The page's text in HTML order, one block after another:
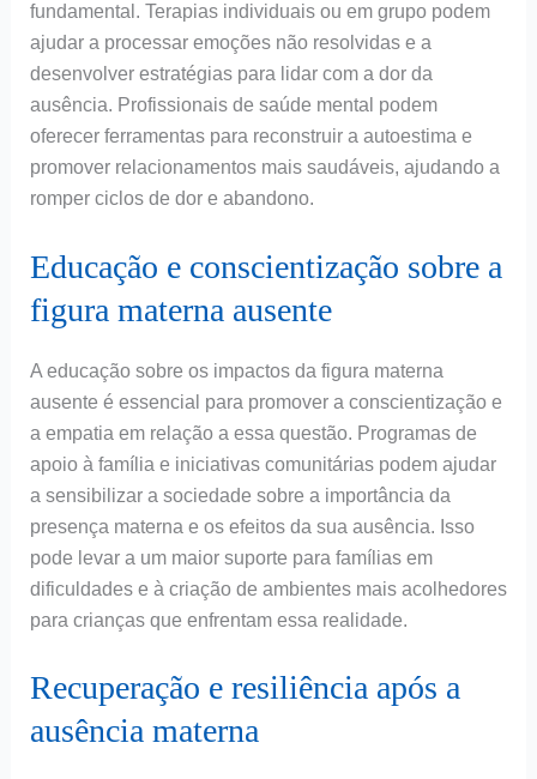
fundamental. Terapias individuais ou em grupo podem
ajudar a processar emoções não resolvidas e a
desenvolver estratégias para lidar com a dor da
ausência. Profissionais de saúde mental podem
oferecer ferramentas para reconstruir a autoestima e
promover relacionamentos mais saudáveis, ajudando a
romper ciclos de dor e abandono.
Educação e conscientização sobre a
figura materna ausente
A educação sobre os impactos da figura materna
ausente é essencial para promover a conscientização e
a empatia em relação a essa questão. Programas de
apoio à família e iniciativas comunitárias podem ajudar
a sensibilizar a sociedade sobre a importância da
presença materna e os efeitos da sua ausência. Isso
pode levar a um maior suporte para famílias em
dificuldades e à criação de ambientes mais acolhedores
para crianças que enfrentam essa realidade.
Recuperação e resiliência após a
ausência materna